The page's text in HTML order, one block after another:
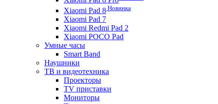
Xiaomi Pad 8 Новинка
Xiaomi Pad 7
Xiaomi Redmi Pad 2
Xiaomi POCO Pad
Умные часы
Smart Band
Наушники
ТВ и видеотехника
Проекторы
TV приставки
Мониторы